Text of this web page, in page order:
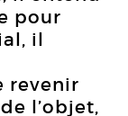
pour
il
revenir
l’objet,